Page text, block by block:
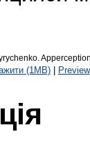
(1MB)| Preview